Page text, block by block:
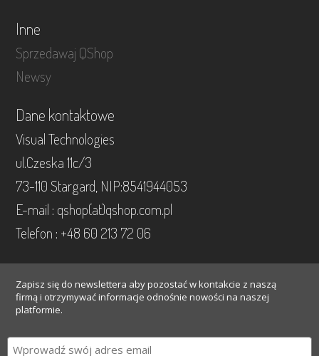
Inne
Sprzedawaj QShop
Newsy
Dane kontaktowe
Visual Technologies
ul.Czeska 11c/3
73-110 Stargard, NIP:8541944053
E-mail : qshop(at)qshop.com.pl
Telefon : +48 60 213 72 06
Zapisz się do newslettera aby pozostać w kontakcie z naszą
firmą i otrzymywać informacje odnośnie nowości na naszej
platformie.